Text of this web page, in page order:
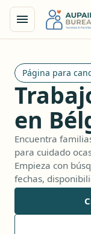
Página para
en
Encuentra
para cuidado
Empieza con
fechas,